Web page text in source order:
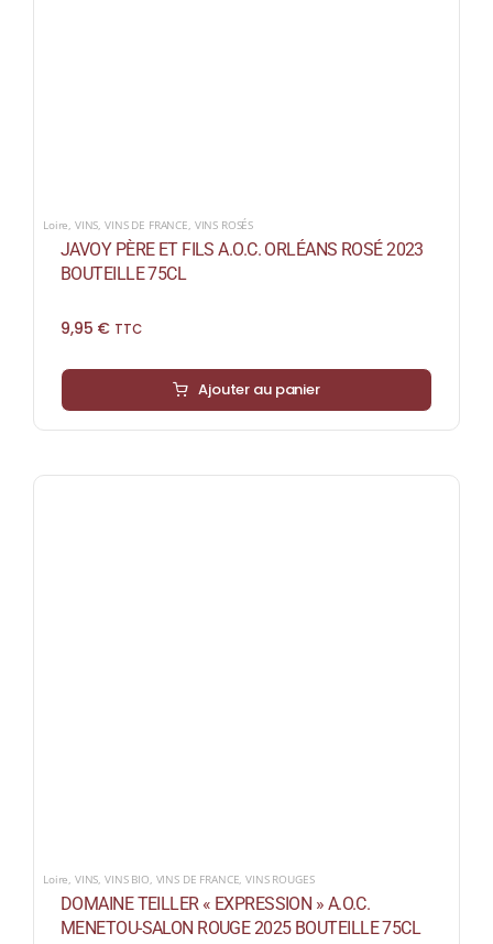
Loire VINS ,VINS DE FRANCE VINS ROSÉS
JAVOY PÈRE ET FILS A.O.C. ORLÉANS ROSÉ 2023
BOUTEILLE 75CL
9,95 € TTC
Ajouter au panier
Loire, VINS,VINS BIO, VINS DE FRANCE,VINS ROUGES
DOMAINE TEILLER « EXPRESSION » A.O.C.
MENETOU-SALON ROUGE 2025 BOUTEILLE 75CL